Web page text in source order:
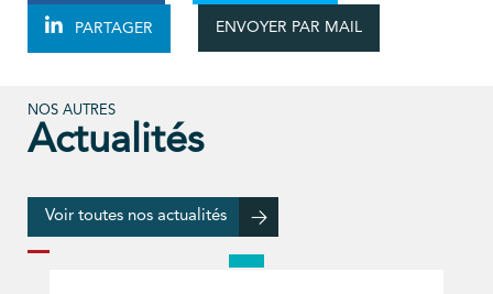
PARTAGER ENVOYER PAR MAIL
NOS AUTRES
Actualités
Voir toutes nos actualités